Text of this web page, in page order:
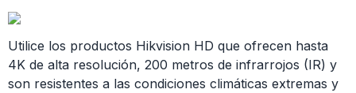
Utilice los productos Hikvision HD que ofrecen hasta
4K de alta resolución, 200 metros de infrarrojos (IR) y
son resistentes a las condiciones climáticas extremas y